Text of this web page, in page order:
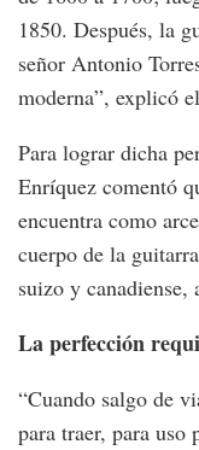
1850. Después, la
señor Antonio
moderna”, explicó
Para lograr dicha
Enríquez comentó
encuentra como
cuerpo de la
suizo y canadiense,
La perfección
“Cuando salgo de
para traer, para uso